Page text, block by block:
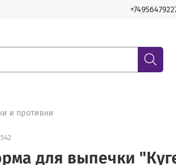
и противни
для выпечки